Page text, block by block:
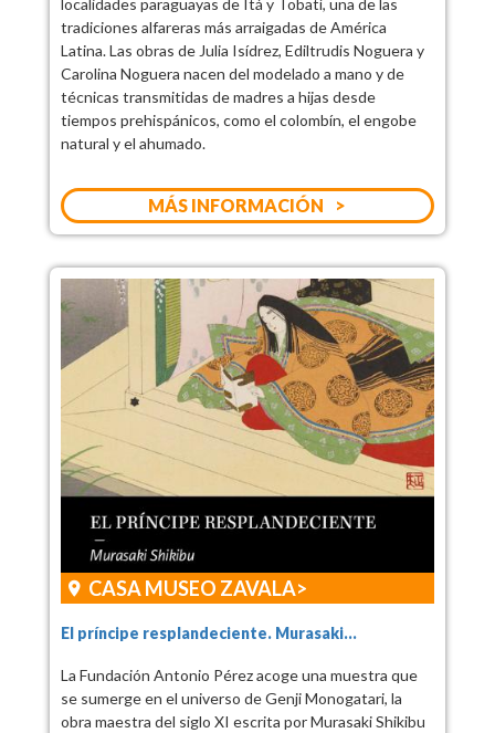
tradiciones alfareras más arraigadas de América
Latina. Las obras de Julia Isídrez, Ediltrudis Noguera y
Carolina Noguera nacen del modelado a mano y de
técnicas transmitidas de madres a hijas desde
tiempos prehispánicos, como el colombín, el engobe
natural y el ahumado.
MÁS INFORMACIÓN
CASA MUSEO ZAVALA
El príncipe resplandeciente. Murasaki...
La Fundación Antonio Pérez acoge una muestra que
se sumerge en el universo de Genji Monogatari, la
obra maestra del siglo XI escrita por Murasaki Shikibu